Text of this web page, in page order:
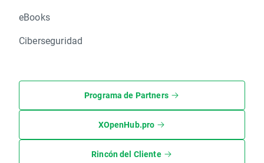
eBooks
Ciberseguridad
Programa de Partners
XOpenHub.pro
Rincón del Cliente